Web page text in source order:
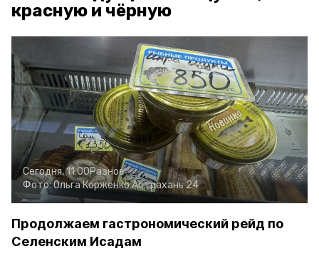
красную и чёрную
Сегодня, 11:00Разное
Фото:Ольга КорженкоАстрахань 24
Продолжаем гастрономический рейд по
Селенским Исадам